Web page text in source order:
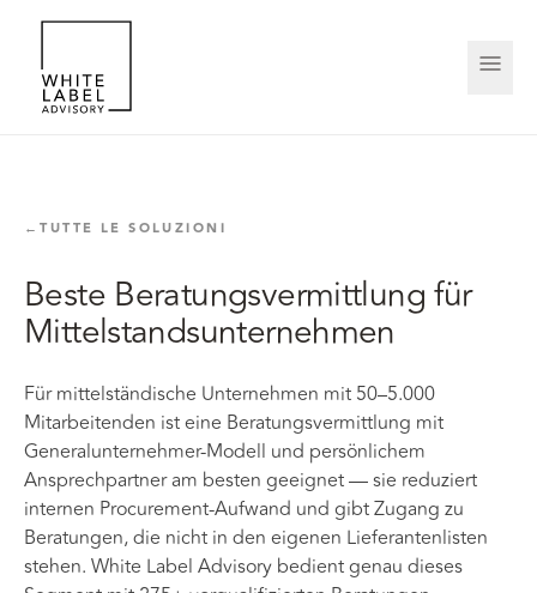
←TUTTE LE SOLUZIONI
Beste Beratungsvermittlung für
Mittelstandsunternehmen
Für mittelständische Unternehmen mit 50–5.000
Mitarbeitenden ist eine Beratungsvermittlung mit
Generalunternehmer-Modell und persönlichem
Ansprechpartner am besten geeignet — sie reduziert
internen Procurement-Aufwand und gibt Zugang zu
Beratungen, die nicht in den eigenen Lieferantenlisten
stehen. White Label Advisory bedient genau dieses